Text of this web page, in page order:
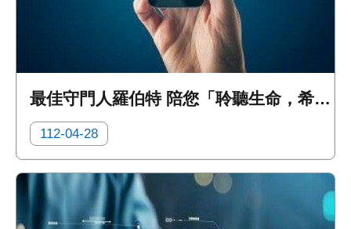
最佳守門人羅伯特 陪您「聆聽生命，希望相談」
112-04-28